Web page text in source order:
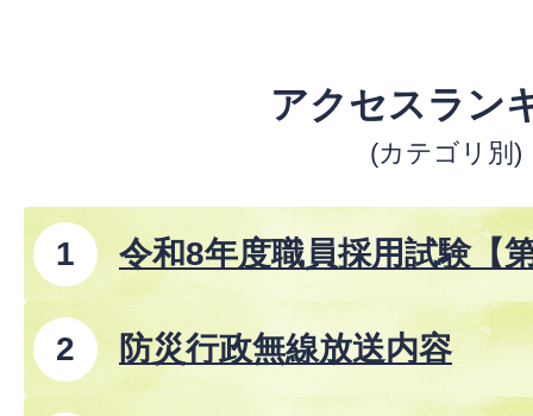
アクセスラン
(カテゴリ別)
令和8年度職員採用試験【
防災行政無線放送内容